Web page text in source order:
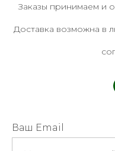
Заказы принимаем и
Доставка возможна в
Ваш Email